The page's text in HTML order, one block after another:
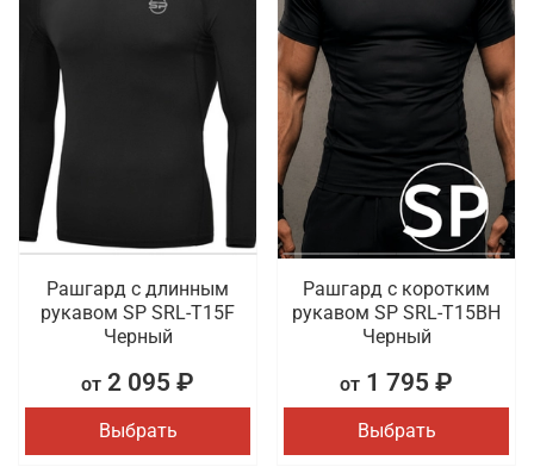
Рашгард с длинным
рукавом SP SRL-T15F
Черный
от 2 095 ₽
Выбрать
Рашгард с коротким
рукавом SP SRL-T15BH
Черный
от 1 795 ₽
Выбрать